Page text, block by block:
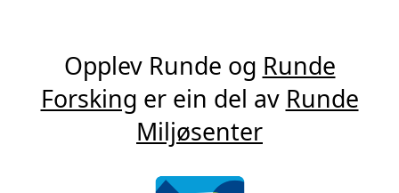
Opplev Runde og Runde
Forsking er ein del av Runde
Miljøsenter